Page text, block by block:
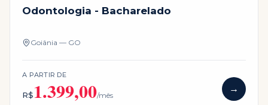
Odontologia - Bacharelado
Goiânia — GO
A PARTIR DE
R$1.399,00/mês
→